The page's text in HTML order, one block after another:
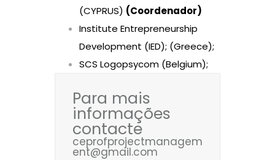
(CYPRUS) (Coordenador)
Institute Entrepreneurship
Development (IED); (Greece);
SCS Logopsycom (Belgium);
Para mais
informações
contacte
ceprofprojectmanagem
ent@gmail.com